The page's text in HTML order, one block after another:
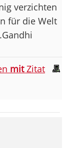
verzichten
für die Welt
mitZitat